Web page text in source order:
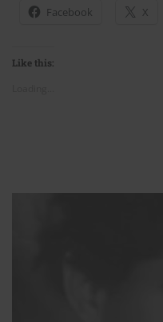
Facebook X
Like this: